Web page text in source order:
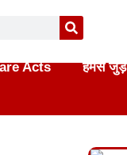
Acts हमसे जुड़े